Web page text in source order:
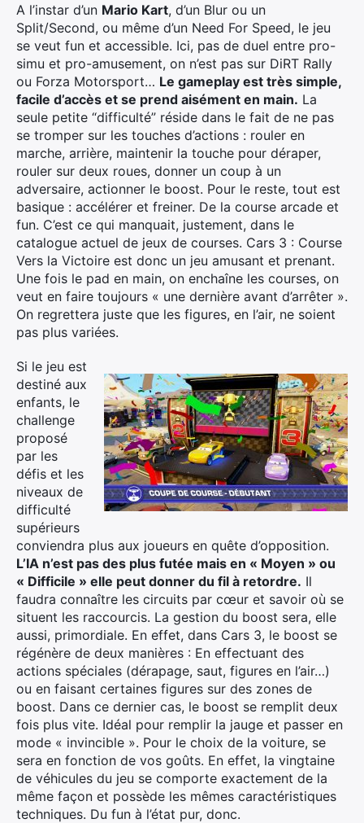
A l’instar d’un Mario Kart, d’un Blur ou un
Split/Second, ou même d’un Need For Speed, le jeu
se veut fun et accessible. Ici, pas de duel entre pro-
simu et pro-amusement, on n’est pas sur DiRT Rally
ou Forza Motorsport… Le gameplay est très simple,
facile d’accès et se prend aisément en main. La
seule petite “difficulté” réside dans le fait de ne pas
se tromper sur les touches d’actions : rouler en
marche, arrière, maintenir la touche pour déraper,
rouler sur deux roues, donner un coup à un
adversaire, actionner le boost. Pour le reste, tout est
basique : accélérer et freiner. De la course arcade et
fun. C’est ce qui manquait, justement, dans le
catalogue actuel de jeux de courses. Cars 3 : Course
Vers la Victoire est donc un jeu amusant et prenant.
Une fois le pad en main, on enchaîne les courses, on
veut en faire toujours « une dernière avant d’arrêter ».
On regrettera juste que les figures, en l’air, ne soient
pas plus variées.
Si le jeu est
destiné aux
enfants, le
challenge
proposé
par les
défis et les
niveaux de
difficulté
supérieurs
conviendra plus aux joueurs en quête d’opposition.
L’IA n’est pas des plus futée mais en « Moyen » ou
« Difficile » elle peut donner du fil à retordre. Il
faudra connaître les circuits par cœur et savoir où se
situent les raccourcis. La gestion du boost sera, elle
aussi, primordiale. En effet, dans Cars 3, le boost se
régénère de deux manières : En effectuant des
actions spéciales (dérapage, saut, figures en l’air…)
ou en faisant certaines figures sur des zones de
boost. Dans ce dernier cas, le boost se remplit deux
fois plus vite. Idéal pour remplir la jauge et passer en
mode « invincible ». Pour le choix de la voiture, se
sera en fonction de vos goûts. En effet, la vingtaine
de véhicules du jeu se comporte exactement de la
même façon et possède les mêmes caractéristiques
techniques. Du fun à l’état pur, donc.
×
Rechercher
: